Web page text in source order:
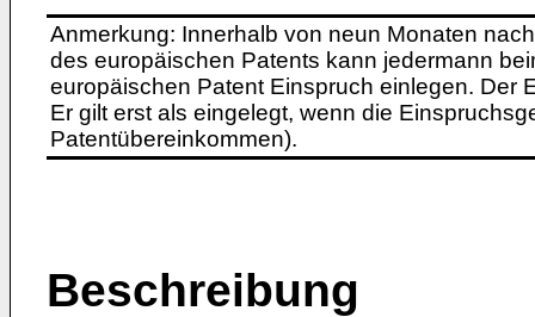
Anmerkung: Innerhalb von neun Monaten
des europäischen Patents kann jedermann
europäischen Patent Einspruch einlegen. Der
Er gilt erst als eingelegt, wenn die
Patentübereinkommen).
Beschreibung